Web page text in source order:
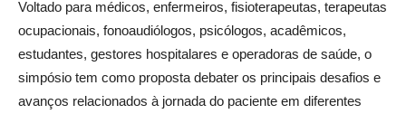
Voltado para médicos, enfermeiros, fisioterapeutas, terapeutas
ocupacionais, fonoaudiólogos, psicólogos, acadêmicos,
estudantes, gestores hospitalares e operadoras de saúde, o
simpósio tem como proposta debater os principais desafios e
avanços relacionados à jornada do paciente em diferentes